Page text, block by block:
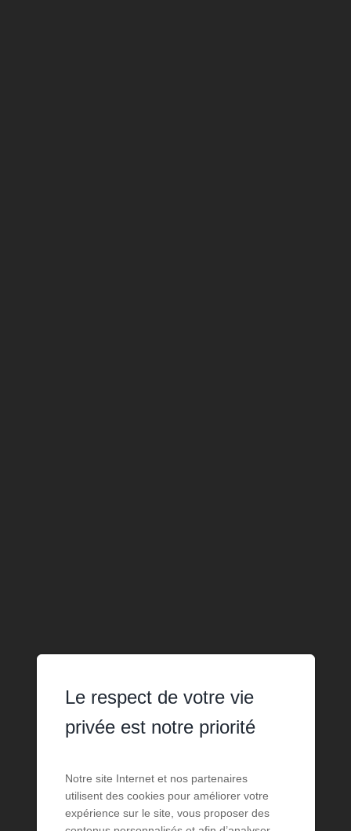
Le respect de votre vie
privée est notre priorité
Notre site Internet et nos partenaires
utilisent des cookies pour améliorer votre
expérience sur le site, vous proposer des